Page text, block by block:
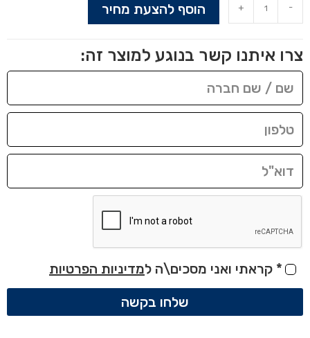
-
+ הוסף להצעת מחיר
צרו איתנו קשר בנוגע למוצר זה:
* קראתי ואני מסכים\ה למדיניות הפרטיות
שלחו בקשה